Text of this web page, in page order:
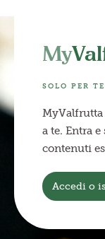
My
SOLO PER TE
MyValfrutta
a te. Entra
contenuti
Accedi o